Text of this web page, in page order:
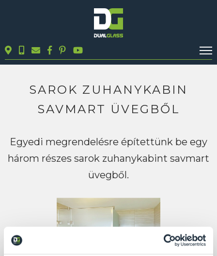
TERMÉKEK
BLOG
KAPCSOLAT
SAROK ZUHANYKABIN
SAVMART ÜVEGBŐL
Egyedi megrendelésre építettünk be egy
három részes sarok zuhanykabint savmart
üvegből.